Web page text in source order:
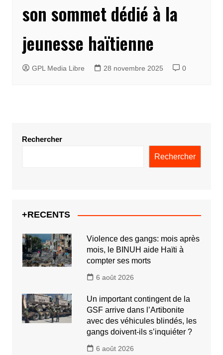
son sommet dédié à la
jeunesse haïtienne
GPL Media Libre 28 novembre 2025 0
Rechercher
Rechercher
+RECENTS
Violence des gangs: mois après
mois, le BINUH aide Haïti à
compter ses morts
6 août 2026
Un important contingent de la
GSF arrive dans l’Artibonite
avec des véhicules blindés, les
gangs doivent-ils s’inquiéter ?
6 août 2026